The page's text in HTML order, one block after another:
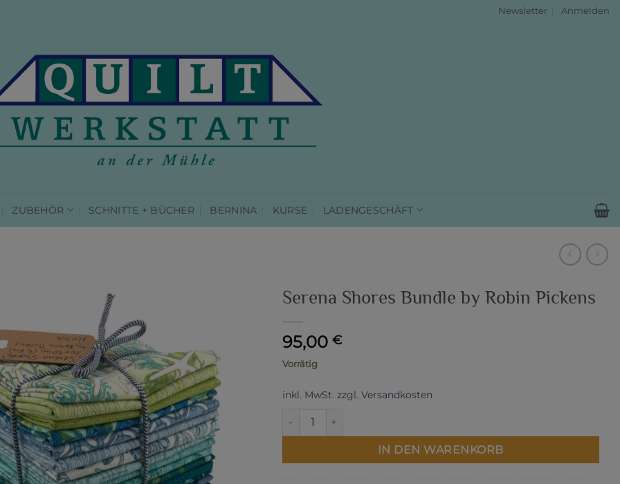
Newsletter Anmelden
ZUBEHÖR SCHNITTE + BÜCHER BERNINA KURSE LADENGESCHÄFT
Serena Shores Bundle by Robin Pickens
95,00 €
Vorrätig
inkl. MwSt. zzgl. Versandkosten
Serena Shores Bundle by Robin Pickens Menge
IN DEN WARENKORB